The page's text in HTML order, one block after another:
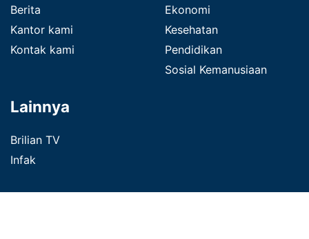
Berita
Kantor kami
Kontak kami
Ekonomi
Kesehatan
Pendidikan
Sosial Kemanusiaan
Lainnya
Brilian TV
Infak